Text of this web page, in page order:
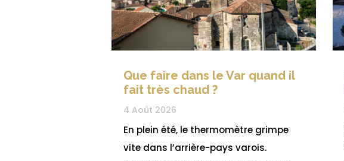
Que faire dans le Var quand il
fait très chaud ?
4 Août 2026
En plein été, le thermomètre grimpe
vite dans l’arrière-pays varois.